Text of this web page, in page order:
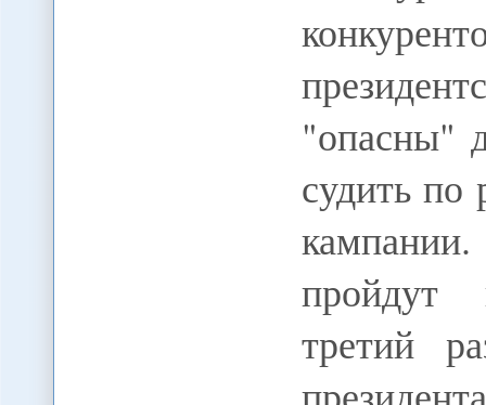
"опасны"
судить по
пройдут
третий